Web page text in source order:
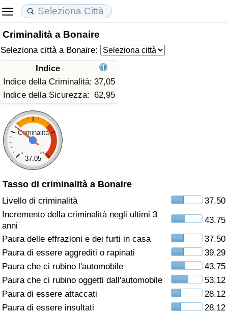
Criminalità a Bonaire
Seleziona città a Bonaire:
Indice
Indice della Criminalità: 37,05
Indice della Sicurezza: 62,95
Criminalità
0 120
37.05
Tasso di criminalità a Bonaire
Livello di criminalità
37.50
Incremento della criminalità negli ultimi 3
anni
43.75
Paura delle effrazioni e dei furti in casa
37.50
Paura di essere aggrediti o rapinati
39.29
Paura che ci rubino l'automobile
43.75
Paura che ci rubino oggetti dall'automobile
53.12
Paura di essere attaccati
28.12
Paura di essere insultati
28.12
Costo della vita
Indice Del Costo Della Vita (corrente)
Indice Del Costo Della Vita
Indice del Costo della Vita per Nazione
ad Aqaba
Prezzi degli immobili
Indice del Prezzo delle Case (Corrente)
Indice del Prezzo delle Case
Indice del Prezzo delle Case per Nazione
Qualità della Vita
Indice della Qualità della Vita
Indice della Qualità della Vita (Corrente)
Indice della qualità della vita per Paese
Criminalità
Indice del Tasso di Criminalità (Corrente)
Indice di criminalità per paese
Indice dell’Assistenza Sanitaria (Corrente)
Indice dell’Assistenza Sanitaria